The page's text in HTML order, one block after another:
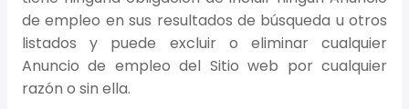
de empleo en sus resultados de búsqueda u otros
listados y puede excluir o eliminar cualquier
Anuncio de empleo del Sitio web por cualquier
razón o sin ella.